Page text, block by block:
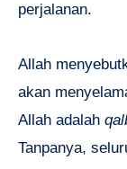
perjalanan.
Allah
akan
Allah adalah
Tanpanya,